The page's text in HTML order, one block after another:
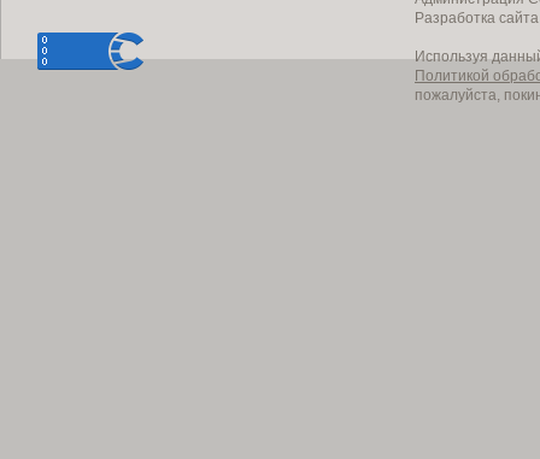
Разработка
Используя
Политикой
пожалуйста,